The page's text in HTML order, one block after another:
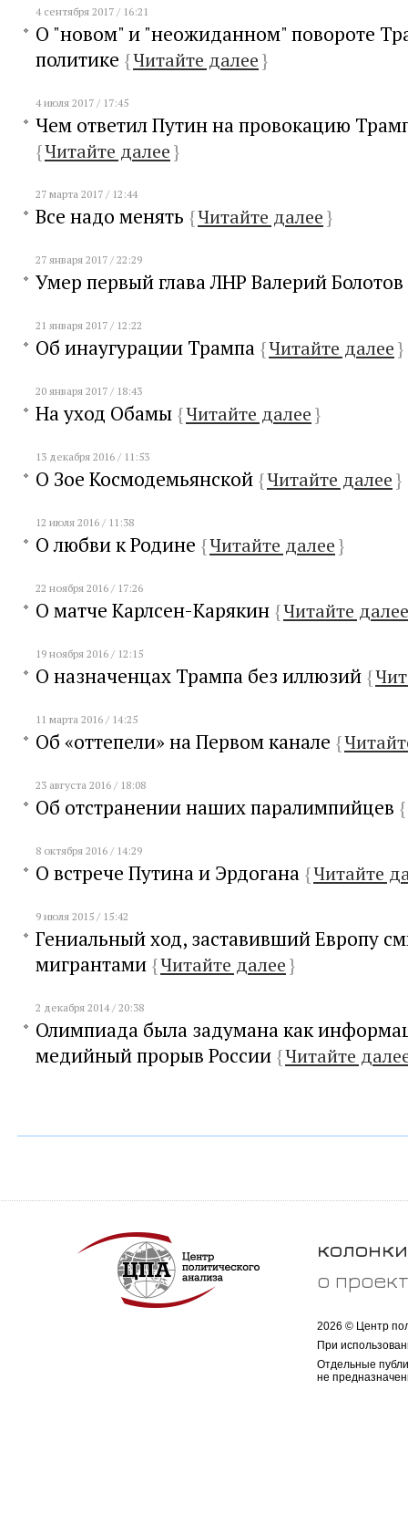
4 сентября 2017 / 16:21
О "новом" и "неожиданном" повороте
политике {Читайте далее}
4 июля 2017 / 17:45
Чем ответил Путин на провокацию
{Читайте далее}
27 марта 2017 / 12:44
Все надо менять {Читайте далее}
27 января 2017 / 22:29
Умер первый глава ЛНР Валерий Болотов
21 января 2017 / 12:22
Об инаугурации Трампа {Читайте далее}
20 января 2017 / 18:43
На уход Обамы {Читайте далее}
13 декабря 2016 / 11:53
О Зое Космодемьянской {Читайте далее}
12 июля 2016 / 11:38
О любви к Родине {Читайте далее}
22 ноября 2016 / 17:26
О матче Карлсен-Карякин {Читайте далее
19 ноября 2016 / 12:15
О назначенцах Трампа без иллюзий {
11 марта 2016 / 14:25
Об «оттепели» на Первом канале {
23 августа 2016 / 18:08
Об отстранении наших паралимпийцев {
8 октября 2016 / 14:29
О встрече Путина и Эрдогана {Читайте
9 июля 2015 / 15:42
Гениальный ход, заставивший Европу
мигрантами {Читайте далее}
2 декабря 2014 / 20:38
Олимпиада была задумана как
медийный прорыв России {Читайте
колонки
о
2026 © Центр
При
Отдельные
не